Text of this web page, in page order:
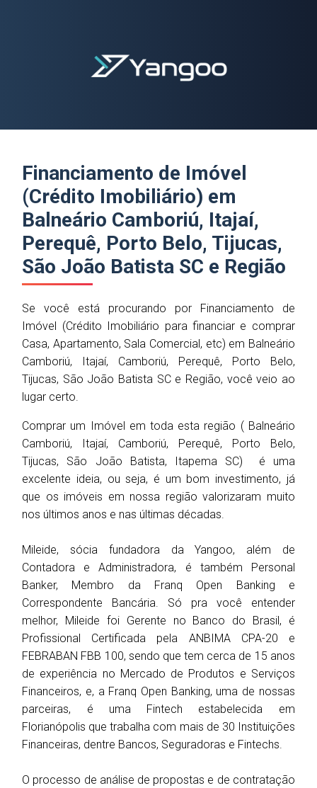
Yangoo Contabilidade Digital
Financiamento de Imóvel
(Crédito Imobiliário) em
Balneário Camboriú, Itajaí,
Perequê, Porto Belo, Tijucas,
São João Batista SC e Região
Se você está procurando por
Financiamento de
Imóvel (Crédito Imobiliário para financiar e comprar
Casa, Apartamento, Sala Comercial, etc) em Balneário
Camboriú, Itajaí, Camboriú, Perequê, Porto Belo,
Tijucas, São João Batista SC e Região, você veio ao
lugar certo.
Comprar um Imóvel em toda esta região ( Balneário
Camboriú, Itajaí, Camboriú, Perequê, Porto Belo,
Tijucas, São João Batista, Itapema SC) é uma
excelente ideia, ou seja, é um bom investimento, já
que os imóveis em nossa região valorizaram muito
nos últimos anos e nas últimas décadas.
Mileide, sócia fundadora da Yangoo, além de
Contadora e Administradora, é também Personal
Banker, Membro da Franq Open Banking e
Correspondente Bancária. Só pra você entender
melhor, Mileide foi Gerente no Banco do Brasil, é
Profissional Certificada pela ANBIMA CPA-20 e
FEBRABAN FBB 100, sendo que tem cerca de 15 anos
de experiência no Mercado de Produtos e Serviços
Financeiros, e, a Franq Open Banking, uma de nossas
parceiras, é uma Fintech estabelecida em
Florianópolis que trabalha com mais de 30 Instituições
Financeiras, dentre Bancos, Seguradoras e Fintechs.
O processo de análise de propostas e de contratação